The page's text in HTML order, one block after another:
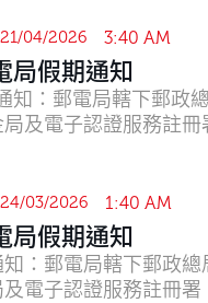
郵電局亦積極發揮自
21/04/2026 3:40 AM
局假期通知
知：郵電局轄下郵政
24/03/2026 1:40 AM
局假期通知
：郵電局轄下郵政